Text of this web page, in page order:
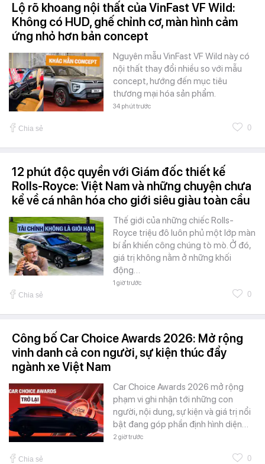
Lộ rõ khoang nội thất của VinFast VF Wild:
Không có HUD, ghế chỉnh cơ, màn hình cảm
ứng nhỏ hơn bản concept
Nguyên mẫu VinFast VF Wild này có
nội thất thay đổi nhiều so với mẫu
concept, hướng đến mục tiêu
thương mại hóa sản phẩm.
34 phút trước
Chia sẻ 0
12 phút độc quyền với Giám đốc thiết kế
Rolls-Royce: Việt Nam và những chuyện chưa
kể về cá nhân hóa cho giới siêu giàu toàn cầu
Thế giới của những chiếc Rolls-
Royce triệu đô luôn phủ một lớp màn
bí ẩn khiến công chúng tò mò. Ở đó,
giá trị không nằm ở những khối
động…
1 giờ trước
Chia sẻ 0
Công bố Car Choice Awards 2026: Mở rộng
vinh danh cả con người, sự kiện thúc đẩy
ngành xe Việt Nam
Car Choice Awards 2026 mở rộng
phạm vi ghi nhận tới những con
người, nội dung, sự kiện và giá trị nổi
bật đang góp phần định hình diện…
2 giờ trước
Chia sẻ 0